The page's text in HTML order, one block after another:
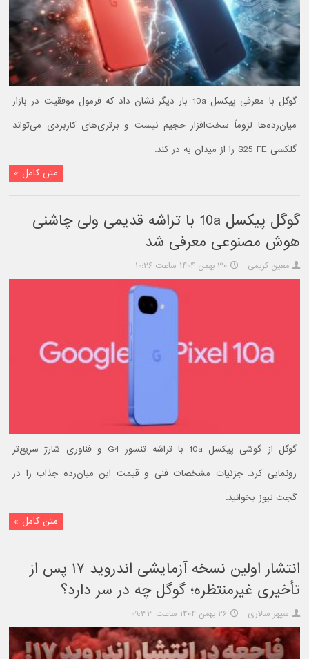
گوگل با معرفی پیکسل 10a بار دیگر نشان داد که فرمول موفقیت در بازار
میان‌رده‌ها لزوماً سخت‌افزار حجیم نیست و برتری‌های کاربردی می‌تواند
گلکسی S25 FE را از میدان به در کند.
متن کامل »
گوگل پیکسل 10a با تراشه قدیمی ولی چاشنی
هوش مصنوعی معرفی شد
معین کریمی ۳۰ بهمن ۱۴۰۴ ساعت ۱۰:۲۶
گوگل از گوشی پیکسل 10a با تراشه تنسور G4 و فناوری شارژ سریع‌تر
رونمایی کرد. جزئیات مشخصات فنی و قیمت این میان‌رده جذاب را در
گجت نیوز بخوانید.
متن کامل »
انتشار اولین نسخه آزمایشی اندروید ۱۷ پس از
تأخیری غیرمنتظره؛ گوگل چه در سر دارد؟
سپهر سالاری ۲۶ بهمن ۱۴۰۴ ساعت ۰۹:۳۳